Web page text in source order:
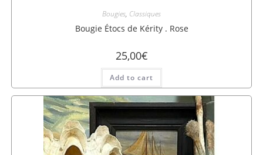
Bougies, Classiques
Bougie Étocs de Kérity . Rose
25,00€
Add to cart